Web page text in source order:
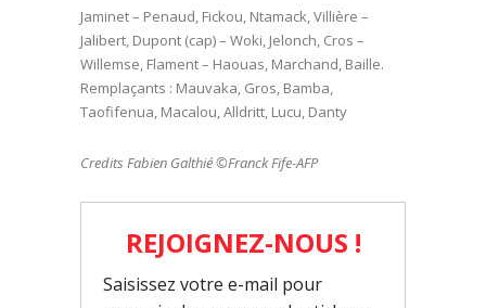
Jaminet – Penaud, Fickou, Ntamack, Villière –
Jalibert, Dupont (cap) – Woki, Jelonch, Cros –
Willemse, Flament – Haouas, Marchand, Baille.
Remplaçants : Mauvaka, Gros, Bamba,
Taofifenua, Macalou, Alldritt, Lucu, Danty
Credits Fabien Galthié ©Franck Fife-AFP